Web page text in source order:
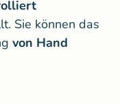
Sie können das
von Hand